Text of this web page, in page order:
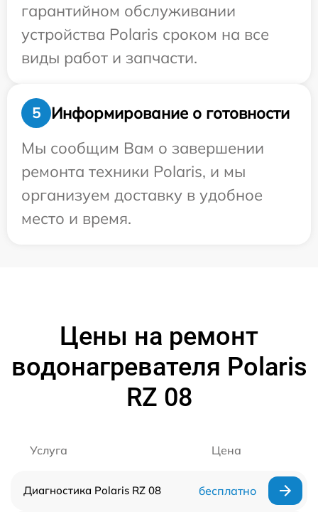
гарантийном обслуживании
устройства Polaris сроком на все
виды работ и запчасти.
5
Информирование о готовности
Мы сообщим Вам о завершении
ремонта техники Polaris, и мы
организуем доставку в удобное
место и время.
Цены на ремонт
водонагревателя Polaris
RZ 08
Услуга Цена
Диагностика Polaris RZ 08 бесплатно